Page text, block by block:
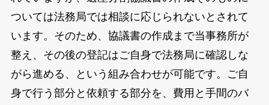
ついては法務局では相談に応じられないとされて
います。そのため、協議書の作成まで当事務所が
整え、その後の登記はご自身で法務局に確認しな
がら進める、という組み合わせが可能です。ご自
身で行う部分と依頼する部分を、費用と手間のバ